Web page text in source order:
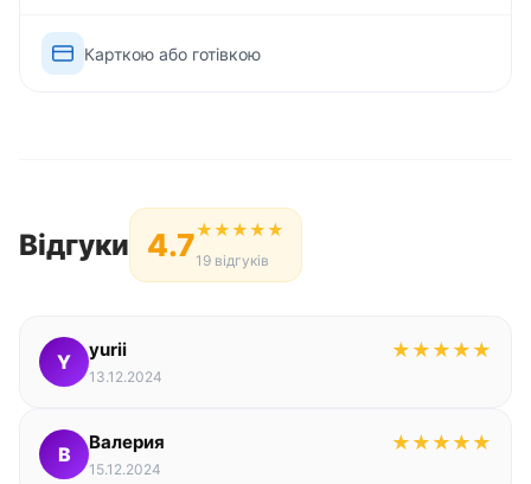
Карткою або готівкою
Відгуки 4.7★★★★★
19 відгуків
Y
yurii ★ ★ ★ ★ ★
13.12.2024
В
Валерия ★ ★ ★ ★ ★
15.12.2024